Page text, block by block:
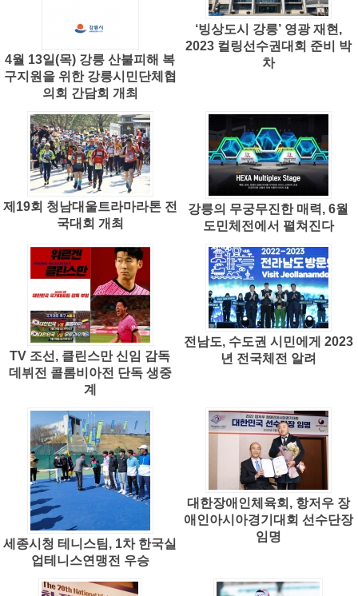
4월 13일(목) 강릉 산불피해 복
구지원을 위한 강릉시민단체협
의회 간담회 개최
‘빙상도시 강릉’ 영광 재현,
2023 컬링선수권대회 준비 박
차
제19회 청남대울트라마라톤 전
국대회 개최
강릉의 무궁무진한 매력, 6월
도민체전에서 펼쳐진다
TV 조선, 클린스만 신임 감독
데뷔전 콜롬비아전 단독 생중
계
전남도, 수도권 시민에게 2023
년 전국체전 알려
세종시청 테니스팀, 1차 한국실
업테니스연맹전 우승
대한장애인체육회, 항저우 장
애인아시아경기대회 선수단장
임명